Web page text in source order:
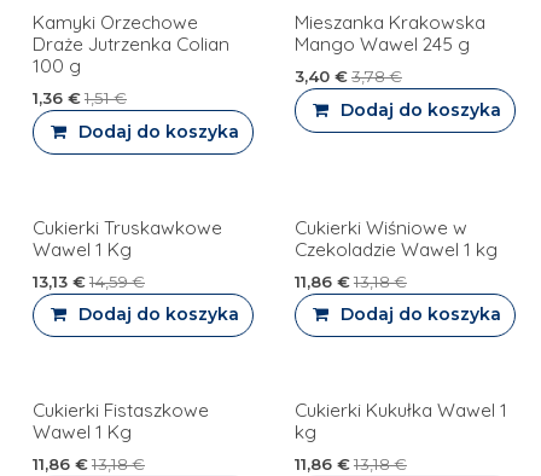
Kamyki Orzechowe
Draże Jutrzenka Colian
100 g
1,36 €1,51€
Dodaj do koszyka
Mieszanka Krakowska
Mango Wawel 245 g
3,40€3,78€
Dodaj do koszyka
Cukierki Truskawkowe
Wawel 1 Kg
13,13 €14,59€
Dodaj do koszyka
Cukierki Wiśniowe w
Czekoladzie Wawel 1 kg
11,86€13,18€
Dodaj do koszyka
Cukierki Fistaszkowe
Wawel 1 Kg
11,86 €13,18€
Cukierki Kukułka Wawel 1
kg
11,86€13,18€